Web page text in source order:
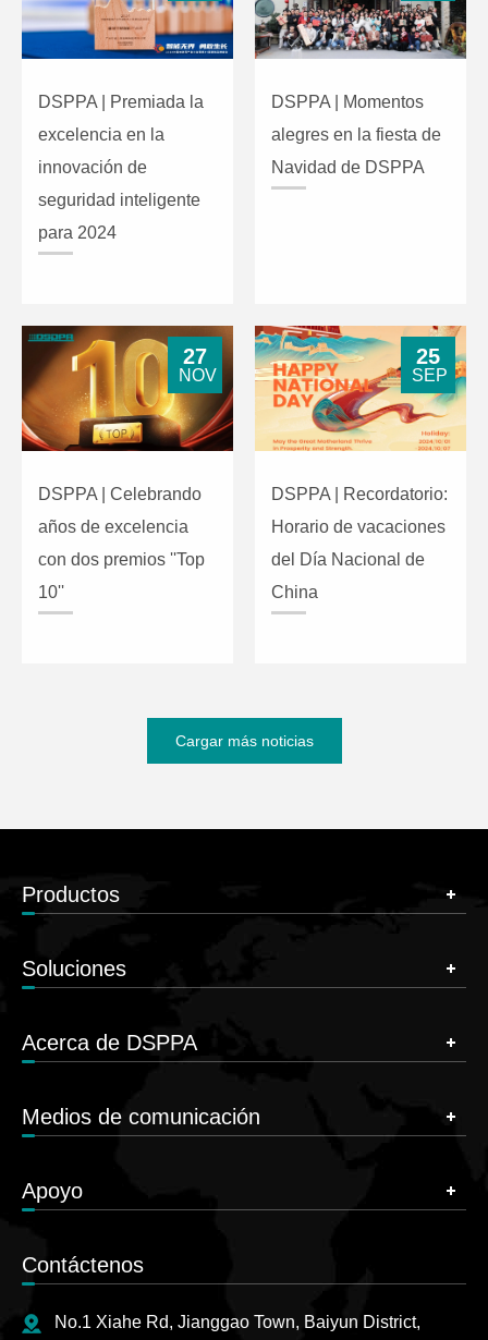
DSPPA | Premiada la
excelencia en la
innovación de
seguridad inteligente
para 2024
DSPPA | Momentos
alegres en la fiesta de
Navidad de DSPPA
27
NOV
DSPPA | Celebrando
años de excelencia
con dos premios ''Top
10''
25
SEP
DSPPA | Recordatorio:
Horario de vacaciones
del Día Nacional de
China
Cargar más noticias
Productos
Soluciones
Acerca de DSPPA
Medios de comunicación
Apoyo
Contáctenos
No.1 Xiahe Rd, Jianggao Town, Baiyun District,